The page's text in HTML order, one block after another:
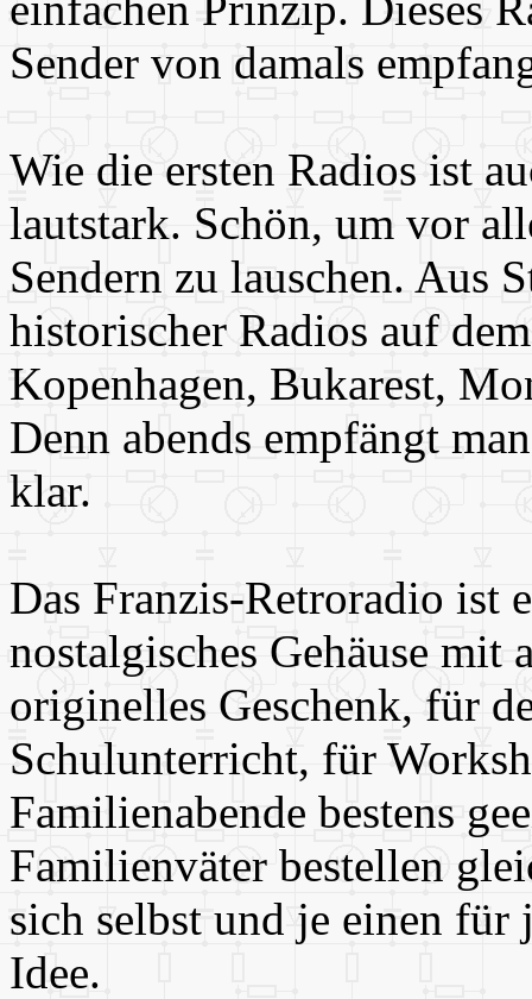
Sender von damals
Wie die ersten Radios ist
lautstark. Schön, um vor
Sendern zu lauschen. Aus
historischer Radios auf
Kopenhagen, Bukarest,
Denn abends empfängt
klar.
Das Franzis-Retroradio ist
nostalgisches Gehäuse
originelles Geschenk, für
Schulunterricht, für
Familienabende bestens
Familienväter bestellen
sich selbst und je einen für
Idee.